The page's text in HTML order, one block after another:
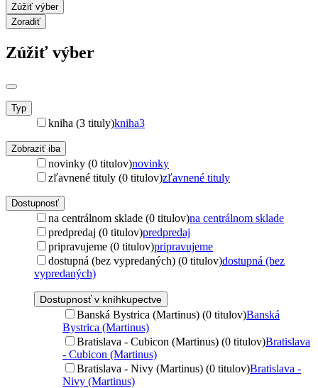
Zúžiť výber
Zoradiť
Zúžiť výber
Typ
kniha (3 tituly)kniha3
Zobraziť iba
novinky (0 titulov)novinky
zľavnené tituly (0 titulov)zľavnené tituly
Dostupnosť
na centrálnom sklade (0 titulov)na centrálnom sklade
predpredaj (0 titulov)predpredaj
pripravujeme (0 titulov)pripravujeme
dostupná (bez vypredaných) (0 titulov)dostupná (bez
vypredaných)
Dostupnosť v kníhkupectve
Banská Bystrica (Martinus) (0 titulov)Banská
Bystrica (Martinus)
Bratislava - Cubicon (Martinus) (0 titulov)Bratislava
- Cubicon (Martinus)
Bratislava - Nivy (Martinus) (0 titulov)Bratislava -
Nivy (Martinus)